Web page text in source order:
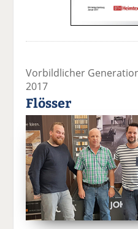
Vorbildlicher
2017
Flösser